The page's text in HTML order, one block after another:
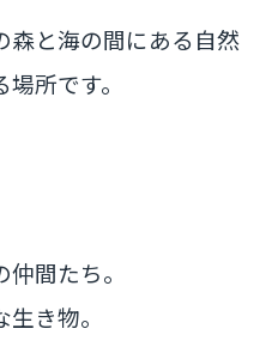
森と海の間にある自然
所です。
間たち。
き物。